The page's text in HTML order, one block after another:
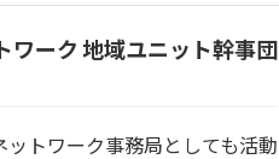
ワーク 地域ユニット幹事団
ットワーク事務局としても活動